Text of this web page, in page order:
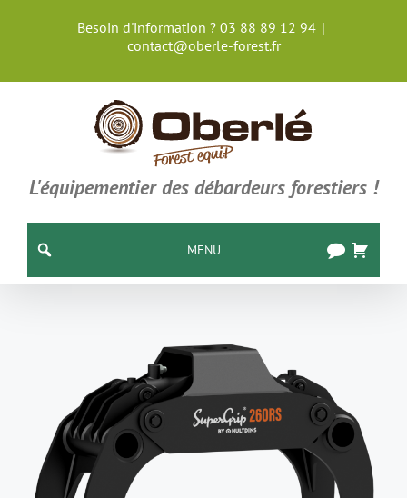
Besoin d'information ? 03 88 89 12 94 |
contact@oberle-forest.fr
L'équipementier des débardeurs forestiers !
MENU